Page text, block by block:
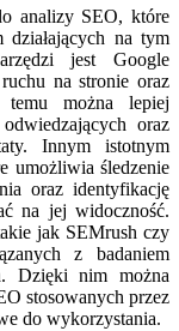
analizy SEO, które
działających na tym
jest Google
na stronie oraz
temu można lepiej
oraz
Innym istotnym
umożliwia śledzenie
oraz identyfikację
na jej widoczność.
jak SEMrush czy
z badaniem
Dzięki nim można
stosowanych przez
do wykorzystania.